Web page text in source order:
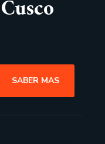
SABER MAS